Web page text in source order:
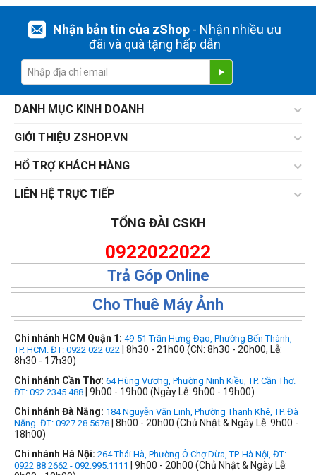
Nhận bản tin của zShop- Nhận nhiều ưu
đãi và quà tặng hấp dẫn
DANH MỤC KINH DOANH
GIỚI THIỆU ZSHOP.VN
HỔ TRỢ KHÁCH HÀNG
LIÊN HỆ TRỰC TIẾP
TỔNG ĐÀI CSKH
0922022022
Trả Góp Online
Cho Thuê Máy Ảnh
Chi nhánh HCM Quận 1: 49-51 Trần Hưng Đạo, Phường Bến Thành,
TP. HCM. ĐT: 0922 022 022 | 8h30 - 21h00 (CN: 8h30 - 20h00, Lễ:
8h30 - 17h30)
Chi nhánh Cần Thơ: 64 Hùng Vương, Phường Ninh Kiều, TP. Cần Thơ.
ĐT: 092.2345.488 | 9h00 - 19h00 (Ngày Lễ: 9h00 - 19h00)
Chi nhánh Đà Nẵng: 184 Nguyễn Văn Linh, Phường Thanh Khê, TP. Đà
Nẵng. ĐT: 0927 28 5678 | 8h00 - 20h00 (Chủ Nhật & Ngày Lễ: 9h00 -
18h00)
Chi nhánh Hà Nội: 264 Thái Hà, Phường Ô Chợ Dừa, TP. Hà Nội, ĐT:
0922 88 2662 - 092.995.1111
| 9h00 - 20h00 (Chủ Nhật & Ngày Lễ: